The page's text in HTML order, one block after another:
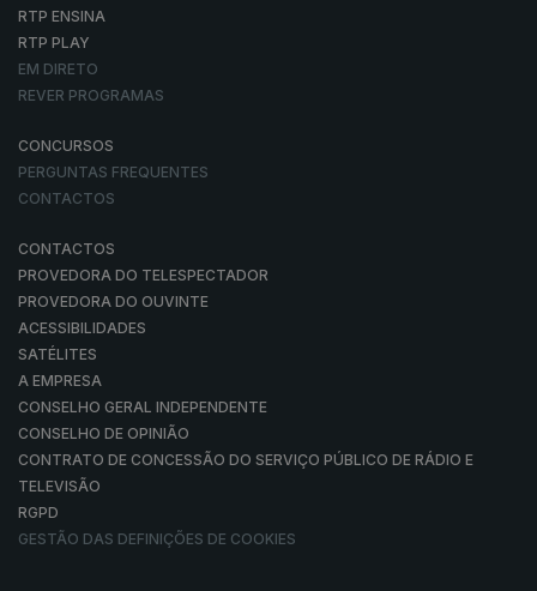
RTP ENSINA
RTP PLAY
EM DIRETO
REVER PROGRAMAS
CONCURSOS
PERGUNTAS FREQUENTES
CONTACTOS
CONTACTOS
PROVEDORA DO TELESPECTADOR
PROVEDORA DO OUVINTE
ACESSIBILIDADES
SATÉLITES
A EMPRESA
CONSELHO GERAL INDEPENDENTE
CONSELHO DE OPINIÃO
CONTRATO DE CONCESSÃO DO SERVIÇO PÚBLICO DE RÁDIO E
TELEVISÃO
RGPD
GESTÃO DAS DEFINIÇÕES DE COOKIES